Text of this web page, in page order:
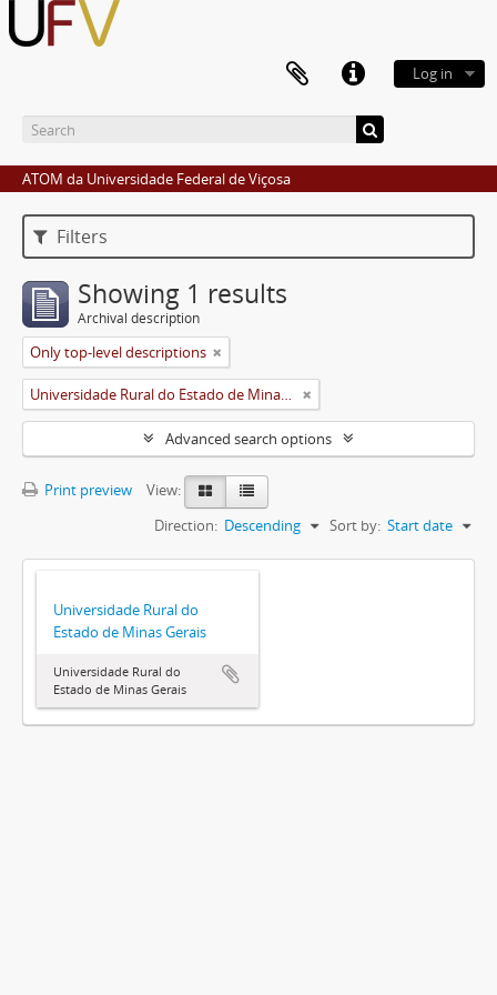
Log in
ATOM da Universidade Federal de Viçosa
Filters
Showing 1 results
Archival description
Only top-level descriptions
Universidade Rural do Estado de Minas Gerais (Uremg)
Advanced search options
Print preview
View:
Sort by: Start date
Direction: Descending
Universidade Rural do
Estado de Minas Gerais
Universidade Rural do
Estado de Minas Gerais